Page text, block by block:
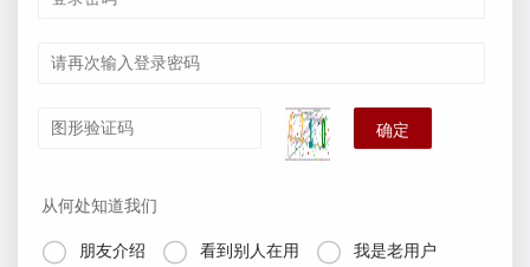
确定
从何处知道我们
 朋友介绍  看到别人在用  我是老用户